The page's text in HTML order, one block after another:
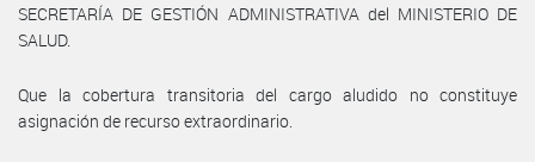
SECRETARÍA DE GESTIÓN ADMINISTRATIVA del MINISTERIO DE
SALUD.
Que la cobertura transitoria del cargo aludido no constituye
asignación de recurso extraordinario.